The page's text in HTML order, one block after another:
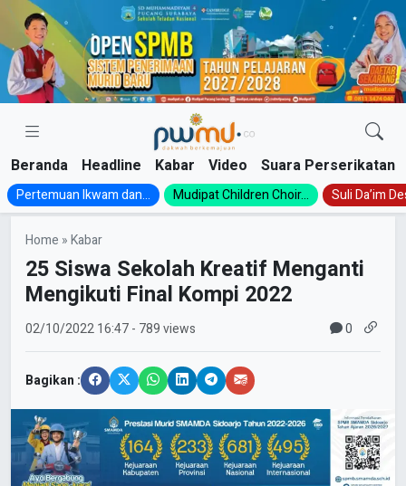
Skip
content
Beranda Headline Kabar Video Suara Perserikatan
Pertemuan Ikwam dan... Mudipat Children Choir... Suli Da’im
Home »Kabar
25 Siswa Sekolah Kreatif Menganti
Mengikuti Final Kompi 2022
02/10/202216:47- 789 views 0
Bagikan :